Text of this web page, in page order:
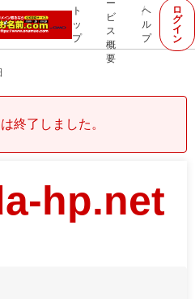
ト
ッ
プ
ー
ビ
ス
概
要
ヘ
ル
プ
ロ
グ
イ
ン
終了しました。
hp.net